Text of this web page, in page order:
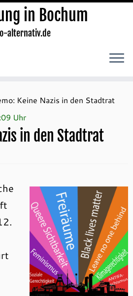
in Bochum
alternativ.de
Keine Nazis in den Stadtrat
Uhr
in den Stadtrat